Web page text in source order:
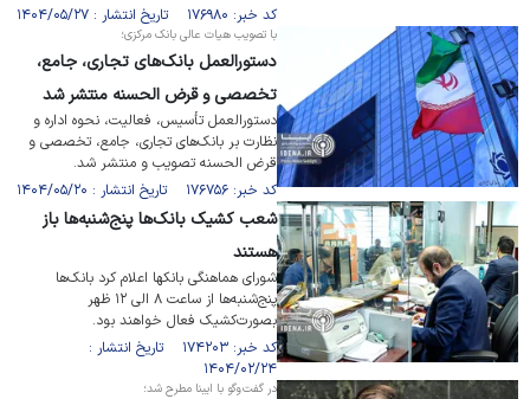
کد خبر: ۱۷۶۹۸۰ تاریخ انتشار : ۱۴۰۴/۰۵/۲۷
با تصویب هیات عالی بانک مرکزی؛
دستورالعمل بانک‌های تجاری، جامع،
تخصصی و قرض الحسنه منتشر شد
دستورالعمل تأسیس، فعالیت، نحوه اداره و
نظارت بر بانک‌های تجاری، جامع، تخصصی و
قرض الحسنه تصویب و منتشر شد.
کد خبر: ۱۷۶۷۵۶ تاریخ انتشار : ۱۴۰۴/۰۵/۲۰
شعب کشیک بانک‌ها پنج‌شنبه‌ها باز
هستند
شورای هماهنگی بانکها اعلام کرد بانک‌ها
پنج‌شنبه‌ها از ساعت ۸ الی ۱۲ ظهر
بصورت‌کشیک فعال خواهند بود.
کد خبر: ۱۷۴۲۰۳ تاریخ انتشار :
۱۴۰۴/۰۲/۲۴
در گفت‌وگو با ایبنا مطرح شد؛